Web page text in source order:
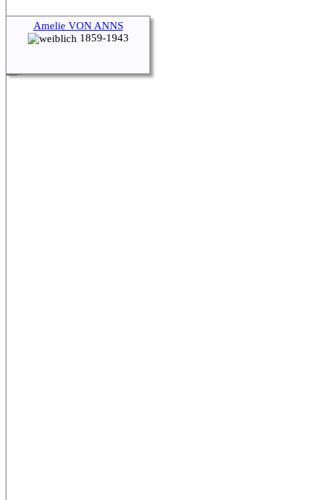
Amelie VON ANNS
1859-1943